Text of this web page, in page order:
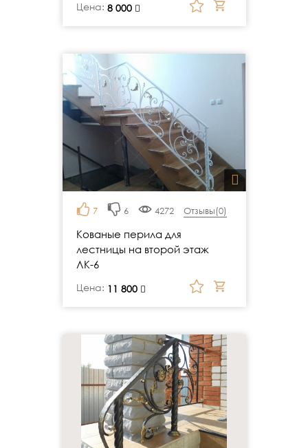
Цена: 8 000
руб.
7 6 4272 Отзывы(0)
Кованые перила для
лестницы на второй этаж
ЛК-6
Цена: 11 800
руб.